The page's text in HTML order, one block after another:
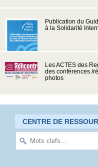
Publication du
à la Solidarité
Les ACTES des
des conférences /
photos
CENTRE DE